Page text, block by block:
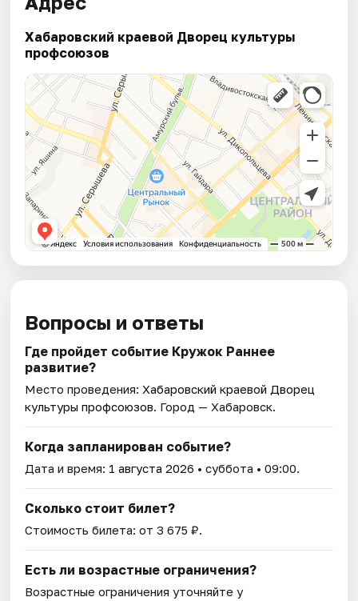
Хабаровский краевой Дворец культуры
профсоюзов
Вопросы и ответы
Где пройдет событие Кружок Раннее
развитие?
Место проведения:Хабаровский краевой Дворец
культуры профсоюзов. Город — Хабаровск.
Когда запланирован событие?
Дата и время: 1 августа 2026 • суббота • 09:00.
Сколько стоит билет?
Стоимость билета: от 3 675 ₽.
Есть ли возрастные ограничения?
Возрастные ограничения уточняйте у